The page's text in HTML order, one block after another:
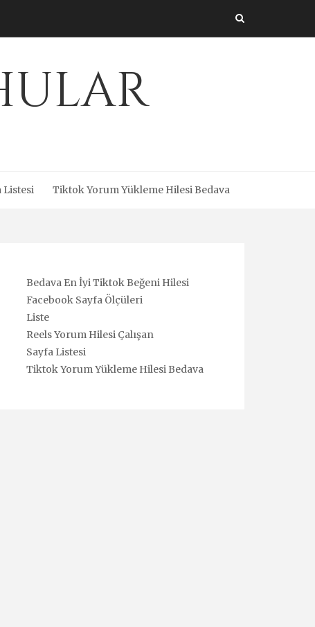
Listesi Tiktok Yorum Yükleme Hilesi Bedava
Bedava En İyi Tiktok Beğeni Hilesi
Facebook Sayfa Ölçüleri
Liste
Reels Yorum Hilesi Çalışan
Sayfa Listesi
Tiktok Yorum Yükleme Hilesi Bedava